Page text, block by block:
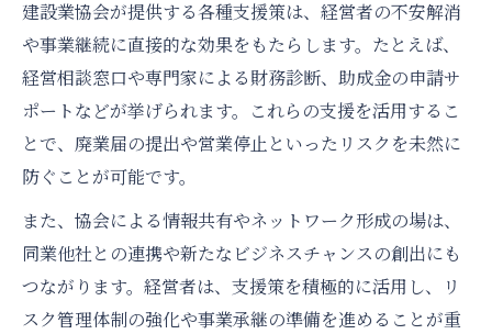
建設業協会が提供する各種支援策は、経営者の不安解消
や事業継続に直接的な効果をもたらします。たとえば、
経営相談窓口や専門家による財務診断、助成金の申請サ
ポートなどが挙げられます。これらの支援を活用するこ
とで、廃業届の提出や営業停止といったリスクを未然に
防ぐことが可能です。
また、協会による情報共有やネットワーク形成の場は、
同業他社との連携や新たなビジネスチャンスの創出にも
つながります。経営者は、支援策を積極的に活用し、リ
スク管理体制の強化や事業承継の準備を進めることが重